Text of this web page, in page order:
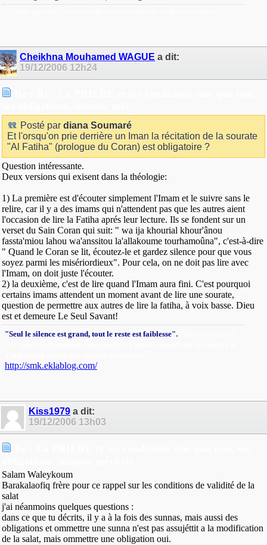
Cheikhna Mouhamed WAGUE a dit:
19/12/2006 12h24
Posté par diana Soumaré
Et l'orsqu'on prie derrière un Iman la récitation de la sourate
"Al Fatiha" (prologue du Coran) est obligatoire ?
Question intéressante.
Deux versions qui exisent dans la théologie:
1) La première est d'écouter simplement l'Imam et le suivre sans le
relire, car il y a des imams qui n'attendent pas que les autres aient
l'occasion de lire la Fatiha aprés leur lecture. Ils se fondent sur un
verset du Sain Coran qui suit: " wa ija khourial khour'ânou
fassta'miou lahou wa'anssitou la'allakoume tourhamoûna", c'est-à-dire
" Quand le Coran se lit, écoutez-le et gardez silence pour que vous
soyez parmi les misériordieux". Pour cela, on ne doit pas lire avec
l'Imam, on doit juste l'écouter.
2) la deuxième, c'est de lire quand l'Imam aura fini. C'est pourquoi
certains imams attendent un moment avant de lire une sourate,
question de permettre aux autres de lire la fatiha, à voix basse. Dieu
est et demeure Le Seul Savant!
"Seul le silence est grand, tout le reste est faiblesse".
http://smk.eklablog.com/
Kiss1979 a dit:
19/12/2006 13h03
Salam Waleykoum
Barakalaofiq frère pour ce rappel sur les conditions de validité de la
salat
j'ai néanmoins quelques questions :
dans ce que tu décrits, il y a à la fois des sunnas, mais aussi des
obligations et ommettre une sunna n'est pas assujéttit a la modification
de la salat, mais ommettre une obligation oui.